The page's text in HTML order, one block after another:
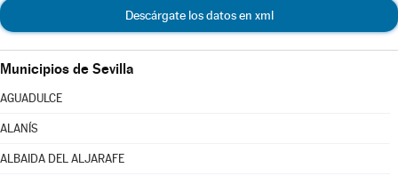
Descárgate los datos en xml
Municipios de Sevilla
AGUADULCE
ALANÍS
ALBAIDA DEL ALJARAFE